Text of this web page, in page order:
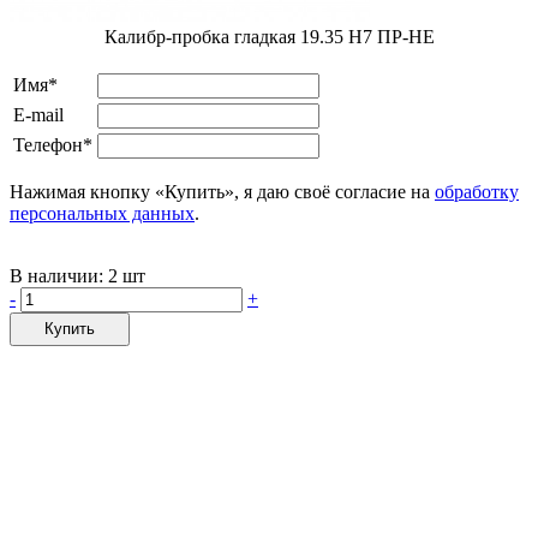
Калибр-пробка гладкая 19.35 Н7 ПР-НЕ
Имя*
E-mail
Телефон*
Нажимая кнопку «Купить», я даю своё согласие на обработку
персональных данных.
В наличии: 2 шт
-
+
Купить